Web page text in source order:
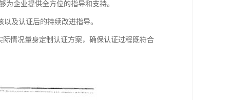
企业提供全方位的指导和支持。
及认证后的持续改进指导。
情况量身定制认证方案，确保认证过程既符合